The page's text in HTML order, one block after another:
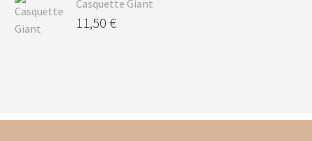
Casquette Giant
11,50 €